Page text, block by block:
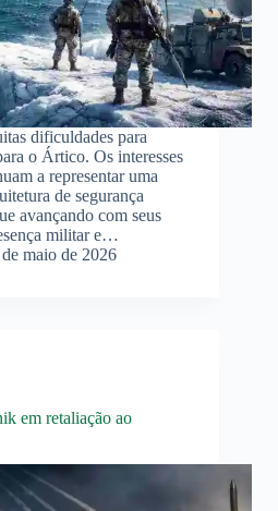
dificuldades para
o Ártico. Os interesses
a representar uma
de segurança
avançando com seus
militar e…
maio de 2026
em retaliação ao